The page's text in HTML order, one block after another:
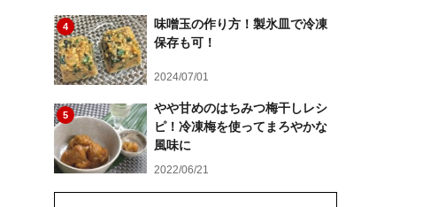
4
味噌玉の作り方！製氷皿で冷凍
保存も可！
2024/07/01
5
やや甘めのはちみつ梅干しレシ
ピ！冷凍梅を使ってまろやかな
風味に
2022/06/21